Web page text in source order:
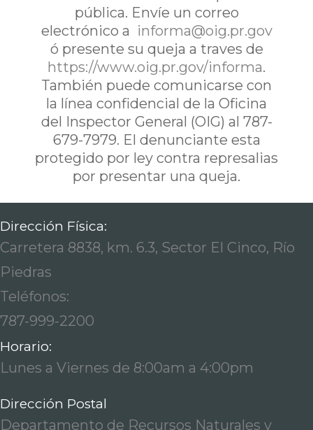
pública. Envíe un correo
electrónico a informa@oig.pr.gov
ó presente su queja a traves de
https://www.oig.pr.gov/informa.
También puede comunicarse con
la línea confidencial de la Oficina
del Inspector General (OIG) al 787-
679-7979. El denunciante esta
protegido por ley contra represalias
por presentar una queja.
Dirección Física:
Carretera 8838, km. 6.3, Sector El Cinco, Río
Piedras
Teléfonos:
787-999-2200
Horario:
Lunes a Viernes de 8:00am a 4:00pm
Dirección Postal
Departamento de Recursos Naturales y